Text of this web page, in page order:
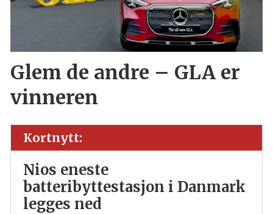
Glem de andre – GLA er
vinneren
Kortnytt:
Nios eneste
batteribyttestasjon i Danmark
legges ned